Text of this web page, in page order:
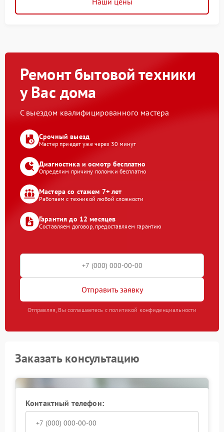
Ремонт бытовой техники
у Вас дома
С выездом квалифицированного мастера
Срочный выезд
Мастер приедет уже через 30 минут
Диагностика и осмотр бесплатно
Определим причину поломки бесплатно
Мастера со стажем 7+ лет
Работаем с техникой любой сложности
Гарантия до 12 месяцев
Составляем договор, предоставляем гарантию
Отправить заявку
Отправляя, Вы соглашаетесь с политикой конфиденциальности
Заказать консультацию
Контактный телефон: